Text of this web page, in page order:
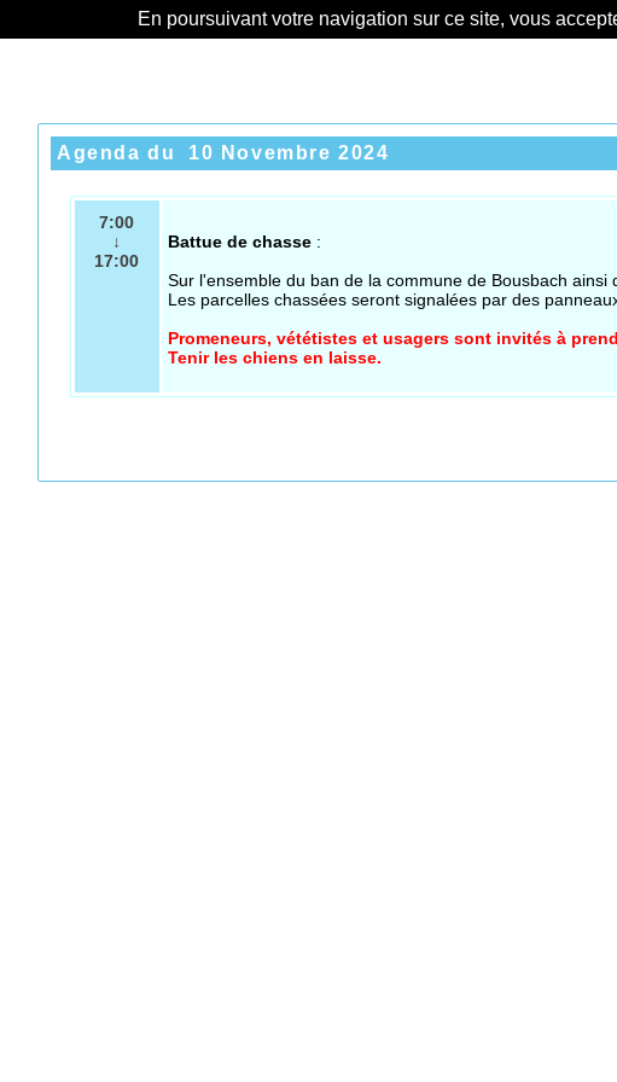
En poursuivant votre navigation sur ce site, vous
Agenda du 10 Novembre 2024
7:00
↓
17:00
Battue de chasse:
Sur l'ensemble du ban de la commune de Bousbach ainsi
Les parcelles chassées seront signalées par des
Promeneurs, vététistes et usagers sont invités à
Tenir les chiens en laisse.